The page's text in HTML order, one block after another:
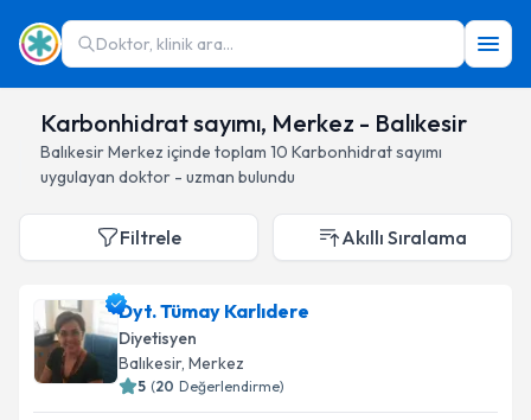
Doktor, klinik ara...
Karbonhidrat sayımı, Merkez - Balıkesir
BalıkesirMerkez içinde toplam 10 Karbonhidrat sayımı
uygulayan doktor - uzman bulundu
Filtrele Akıllı Sıralama
Dyt. Tümay Karlıdere
Diyetisyen
Balıkesir, Merkez
5 (20 Değerlendirme)